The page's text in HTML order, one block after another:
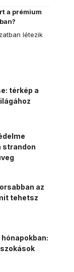
a prémium
létezik
térkép a
strandon
az
tehetsz